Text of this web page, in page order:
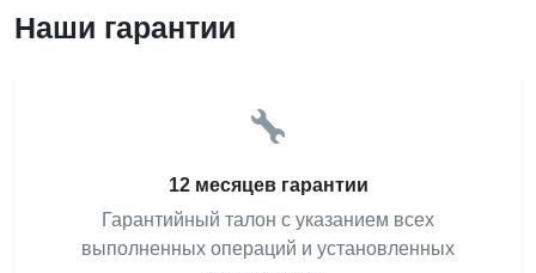
Наши гарантии
12 месяцев гарантии
Гарантийный талон с указанием всех
выполненных операций и установленных